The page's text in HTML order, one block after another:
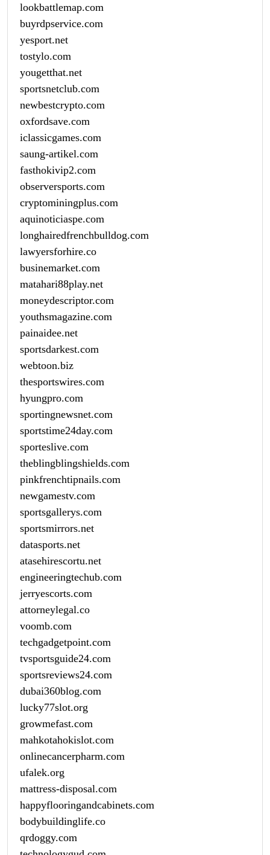
lookbattlemap.com
buyrdpservice.com
yesport.net
tostylo.com
yougetthat.net
sportsnetclub.com
newbestcrypto.com
oxfordsave.com
iclassicgames.com
saung-artikel.com
fasthokivip2.com
observersports.com
cryptominingplus.com
aquinoticiaspe.com
longhairedfrenchbulldog.com
lawyersforhire.co
businemarket.com
matahari88play.net
moneydescriptor.com
youthsmagazine.com
painaidee.net
sportsdarkest.com
webtoon.biz
thesportswires.com
hyungpro.com
sportingnewsnet.com
sportstime24day.com
sporteslive.com
theblingblingshields.com
pinkfrenchtipnails.com
newgamestv.com
sportsgallerys.com
sportsmirrors.net
datasports.net
atasehirescortu.net
engineeringtechub.com
jerryescorts.com
attorneylegal.co
voomb.com
techgadgetpoint.com
tvsportsguide24.com
sportsreviews24.com
dubai360blog.com
lucky77slot.org
growmefast.com
mahkotahokislot.com
onlinecancerpharm.com
ufalek.org
mattress-disposal.com
happyflooringandcabinets.com
bodybuildinglife.co
qrdoggy.com